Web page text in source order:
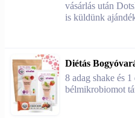
vásárlás után
is küldünk
Diétás
8 adag shake és
bélmikrobiomot